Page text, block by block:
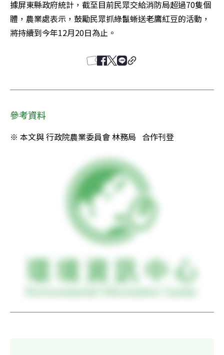
據屏東縣政府統計，截至目前民眾交給消防局超過70隻個
體，農業處表示，鼓勵民眾抓綠鬣蜥送老鷹紅豆的活動，
將持續到今年12月20日為止。
參考資料
※ 本文與 行政院農業委員會 林務局   合作刊登